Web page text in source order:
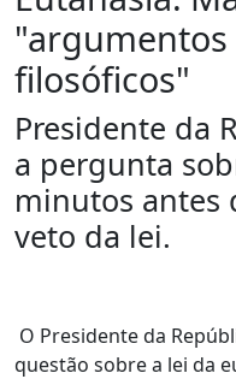
"argumentos
filosóficos"
Presidente da
a pergunta
minutos antes
veto da lei.
O Presidente da
questão sobre a lei da